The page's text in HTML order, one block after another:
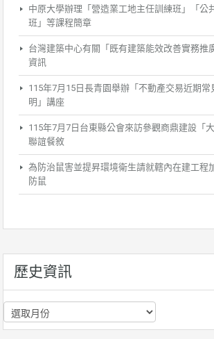
中原大學辦理「營造業工地主任訓練班」「公
班」等課程簡章
台灣建築中心有關「既有建築能效改善實務推
資訊
115年7月15日長青園舉辦「不動產交易近期
明」講座
115年7月7日台東縣公會來訪參觀商鼎建設「
聯誼餐敘
為防治鼠害並提昇環境衛生請就轄內在建工程
防鼠
歷史資訊
歷
史